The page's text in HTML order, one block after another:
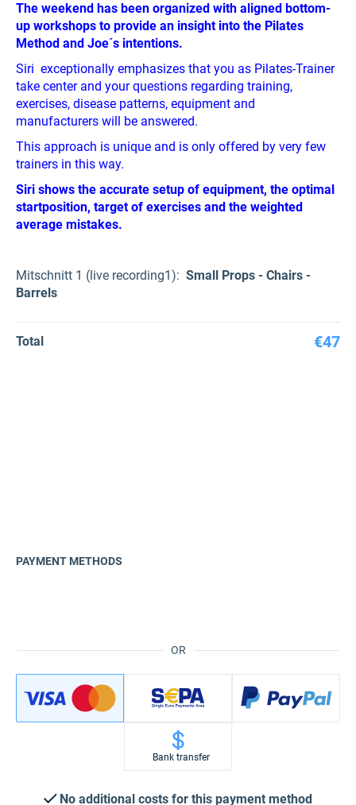
The weekend has been organized with aligned bottom-
up workshops to provide an insight into the Pilates
Method and Joe´s intentions.
Siri exceptionally emphasizes that you as Pilates-Trainer
take center and your questions regarding training,
exercises, disease patterns, equipment and
manufacturers will be answered.
This approach is unique and is only offered by very few
trainers in this way.
Siri shows the accurate setup of equipment, the optimal
startposition, target of exercises and the weighted
average mistakes.
Mitschnitt 1 (live recording1): Small Props - Chairs -
Barrels
Total €47
OR
PAYMENT METHODS
Bank transfer
No additional costs for this payment method